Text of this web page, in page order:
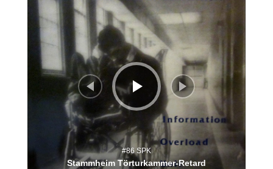
#86 SPK
Stammheim Törturkammer-Retard